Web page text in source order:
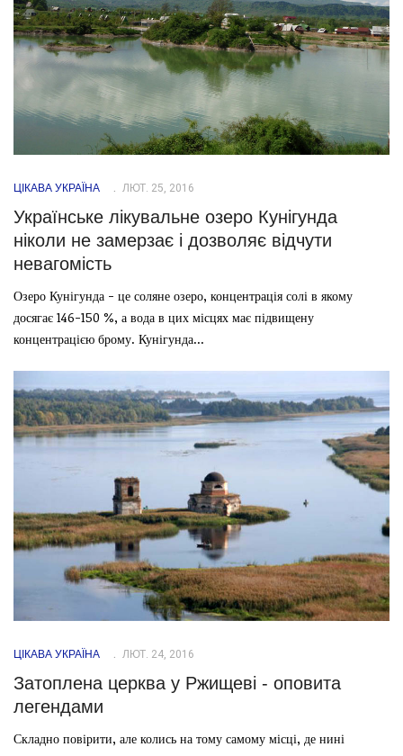
ЦІКАВА УКРАЇНА ЛЮТ. 25, 2016
Українське лікувальне озеро Кунігунда
ніколи не замерзає і дозволяє відчути
невагомість
Озеро Кунігунда - це соляне озеро, концентрація солі в якому
досягає 146-150 %, а вода в цих місцях має підвищену
концентрацією брому. Кунігунда...
ЦІКАВА УКРАЇНА ЛЮТ. 24, 2016
Затоплена церква у Ржищеві - оповита
легендами
Складно повірити, але колись на тому самому місці, де нині